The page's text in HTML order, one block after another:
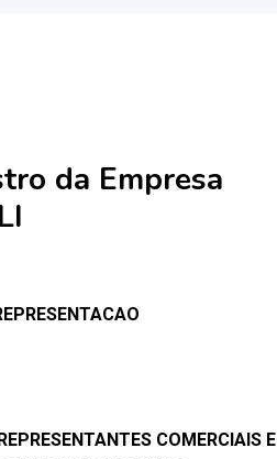
da Empresa
COMERCIAIS E